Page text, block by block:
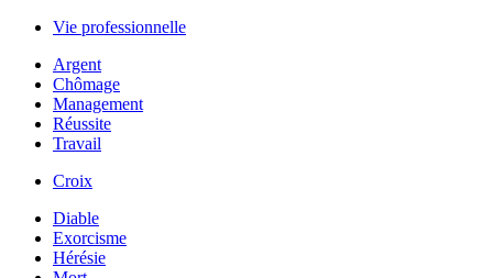
Vie professionnelle
Argent
Chômage
Management
Réussite
Travail
Croix
Diable
Exorcisme
Hérésie